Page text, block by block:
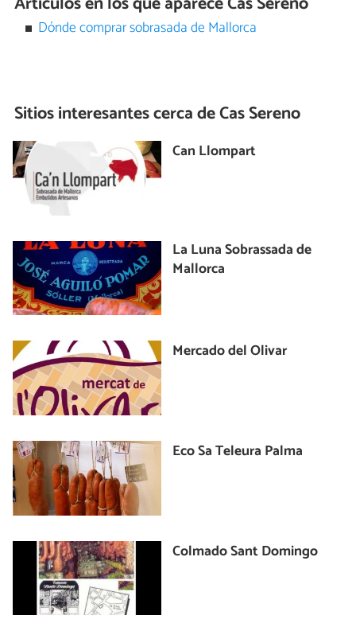
Dónde comprar sobrasada de Mallorca
Sitios interesantes cerca deCas Sereno
Can Llompart
La Luna Sobrassada de
Mallorca
Mercado del Olivar
Eco Sa Teleura Palma
Colmado Sant Domingo